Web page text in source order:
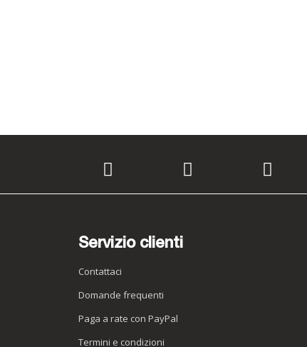
Servizio clienti
Contattaci
Domande frequenti
Paga a rate con PayPal
Termini e condizioni